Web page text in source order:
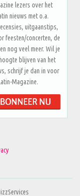
lezers over het
nieuws met o.a.
uitgaanstips,
feesten/concerten, de
nog veel meer. Wil je
blijven van het
schrijf je dan in voor
Magazine.